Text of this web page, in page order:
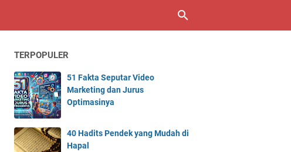
TERPOPULER
51 Fakta Seputar Video
Marketing dan Jurus
Optimasinya
40 Hadits Pendek yang Mudah di
Hapal